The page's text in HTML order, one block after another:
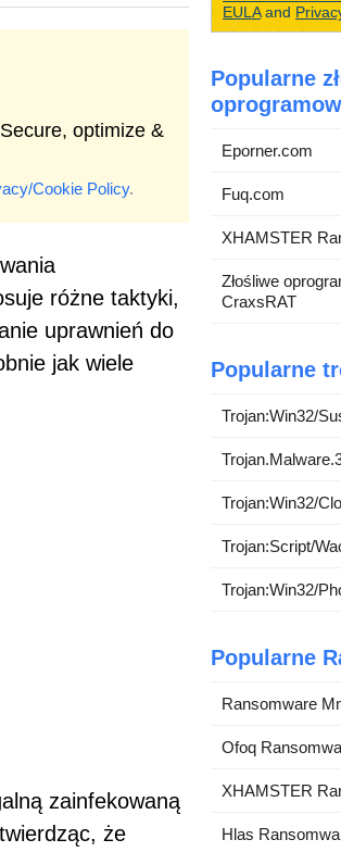
optimize &
Cookie Policy.
różne taktyki,
uprawnień do
jak wiele
zainfekowaną
że
EULAand
Popularne
Eporner.com
Fuq.com
XHAMSTER
Złośliwe
CraxsRAT
Popularne
Trojan:Win32/
Trojan:Win32/
Trojan:Script/
Trojan:Win32/
Popularne
Ransomware
Ofoq
XHAMSTER
Hlas